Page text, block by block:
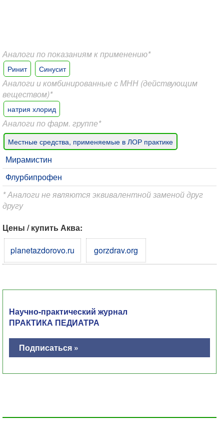
Аналоги по показаниям к применению*
Ринит Синусит
Аналоги и комбинированные с МНН (действующим
веществом)*
натрия хлорид
Аналоги по фарм. группе*
Местные средства, применяемые в ЛОР практике
Мирамистин
Флурбипрофен
* Аналоги не являются эквивалентной заменой друг
другу
Цены / купить Аква:
planetazdorovo.ru
gorzdrav.org
Научно-практический журнал
ПРАКТИКА ПЕДИАТРА
Подписаться »